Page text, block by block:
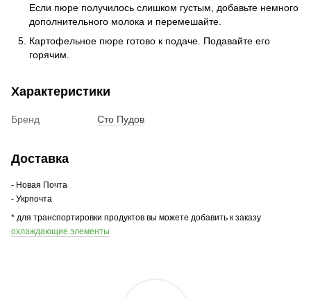
Если пюре получилось слишком густым, добавьте немного
дополнительного молока и перемешайте.
Картофельное пюре готово к подаче. Подавайте его
горячим.
Характеристики
Бренд Сто Пудов
Доставка
- Новая Почта
- Укрпочта
* для транспортировки продуктов вы можете добавить к заказу
охлаждающие элементы